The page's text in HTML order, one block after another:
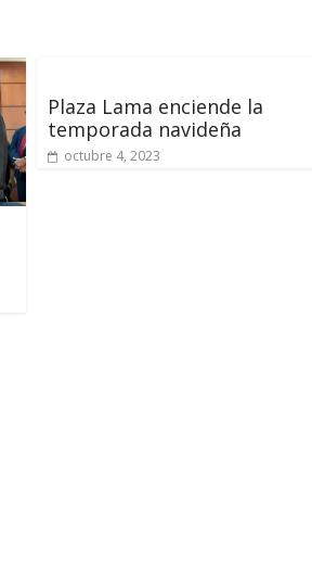
Plaza Lama enciende la
temporada navideña
octubre 4, 2023